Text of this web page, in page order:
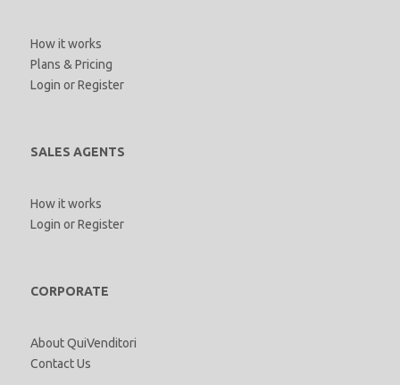
How it works
Plans & Pricing
Login orRegister
SALES AGENTS
How it works
Login orRegister
CORPORATE
About QuiVenditori
Contact Us